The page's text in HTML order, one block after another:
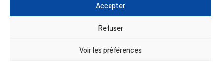
Accepter
Refuser
Voir les préférences
— Découvrir et visiter